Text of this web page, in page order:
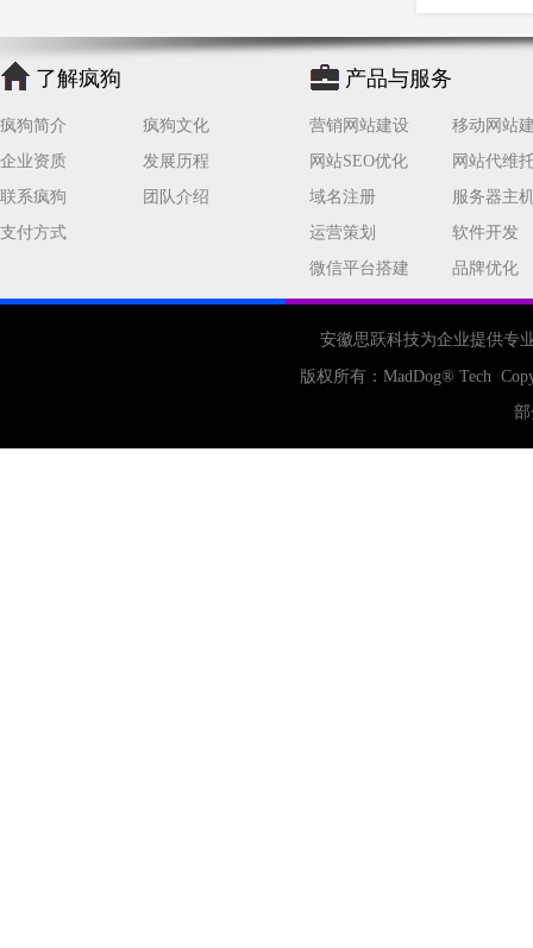
了解疯狗
疯狗简介
疯狗文化
企业资质
发展历程
联系疯狗
团队介绍
支付方式
产品与服务
营销网站建设
移动网站
网站SEO优化
网站代维
域名注册
服务器主
运营策划
软件开发
微信平台搭建
品牌优化
安徽思跃科技为企业提供专
版权所有： MadDog® Tech